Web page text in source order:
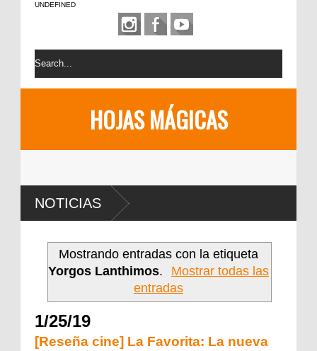
UNDEFINED
HOJAS MÁGICAS
NOTICIAS
Mostrando entradas con la etiqueta
Yorgos Lanthimos.
Mostrar todas las
entradas
1/25/19
[Reseña cine] La Favorita: La nueva